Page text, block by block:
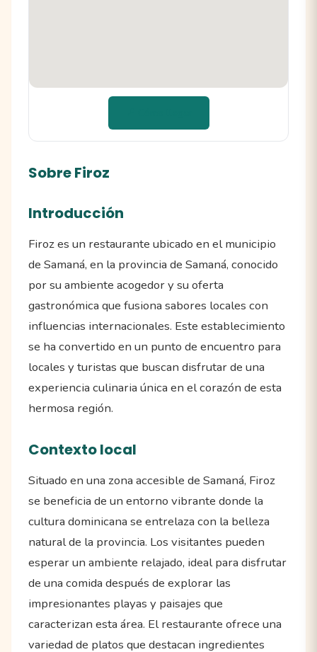
Sobre Firoz
Introducción
Firoz es un restaurante ubicado en el municipio
de Samaná, en la provincia de Samaná, conocido
por su ambiente acogedor y su oferta
gastronómica que fusiona sabores locales con
influencias internacionales. Este establecimiento
se ha convertido en un punto de encuentro para
locales y turistas que buscan disfrutar de una
experiencia culinaria única en el corazón de esta
hermosa región.
Contexto local
Situado en una zona accesible de Samaná, Firoz
se beneficia de un entorno vibrante donde la
cultura dominicana se entrelaza con la belleza
natural de la provincia. Los visitantes pueden
esperar un ambiente relajado, ideal para disfrutar
de una comida después de explorar las
impresionantes playas y paisajes que
caracterizan esta área. El restaurante ofrece una
variedad de platos que destacan ingredientes